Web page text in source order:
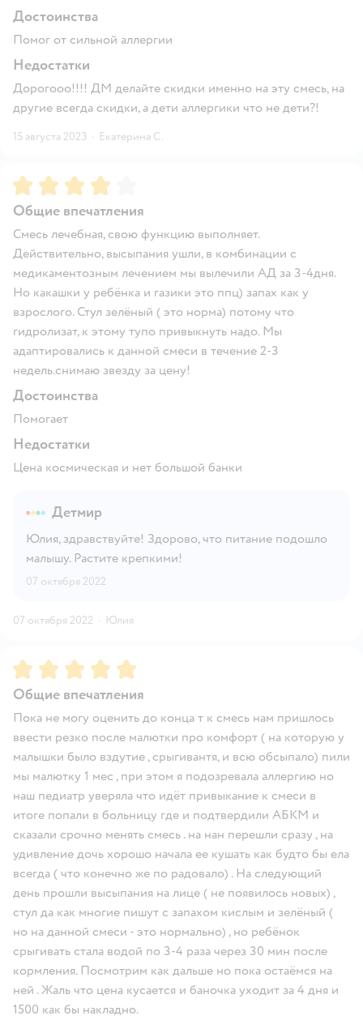
Достоинства
Помог от сильной аллергии
Недостатки
Дорогооо!!!! ДМ делайте скидки именно на эту смесь, на
другие всегда скидки, а дети аллергики что не дети?!
15 августа 2023 · Екатерина С.
Рейтинг:4
Общие впечатления
Смесь лечебная, свою функцию выполняет.
Действительно, высыпания ушли, в комбинации с
медикаментозным лечением мы вылечили АД за 3-4дня.
Но какашки у ребёнка и газики это ппц) запах как у
взрослого. Стул зелёный ( это норма) потому что
гидролизат, к этому тупо привыкнуть надо. Мы
адаптировались к данной смеси в течение 2-3
недель.снимаю звезду за цену!
Достоинства
Помогает
Недостатки
Цена космическая и нет большой банки
Детмир
Юлия, здравствуйте! Здорово, что питание подошло
малышу. Растите крепкими!
07 октября 2022
07 октября 2022 · Юлия
Рейтинг:5
Общие впечатления
Пока не могу оценить до конца т к смесь нам пришлось
ввести резко после малютки про комфорт ( на которую у
малышки было вздутие , срыгивантя, и всю обсыпало) пили
мы малютку 1 мес , при этом я подозревала аллергию но
наш педиатр уверяла что идёт привыкание к смеси в
итоге попали в больницу где и подтвердили АБКМ и
сказали срочно менять смесь . на нан перешли сразу , на
удивление дочь хорошо начала ее кушать как будто бы ела
всегда ( что конечно же по радовало) . На следующий
день прошли высыпания на лице ( не появилось новых) ,
стул да как многие пишут с запахом кислым и зелёный (
но на данной смеси - это нормально) , но ребёнок
срыгивать стала водой по 3-4 раза через 30 мин после
кормления. Посмотрим как дальше но пока остаёмся на
ней . Жаль что цена кусается и баночка уходит за 4 дня и
1500 как бы накладно.